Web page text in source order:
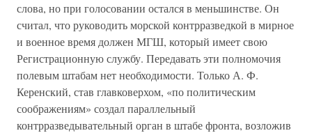
слова, но при голосовании остался в меньшинстве. Он
считал, что руководить морской контрразведкой в мирное
и военное время должен МГШ, который имеет свою
Регистрационную службу. Передавать эти полномочия
полевым штабам нет необходимости. Только А. Ф.
Керенский, став главковерхом, «по политическим
соображениям» создал параллельный
контрразведывательный орган в штабе фронта, возложив